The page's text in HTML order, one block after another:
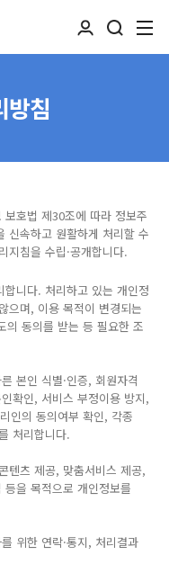
방침
보호법 제30조에 따라 정보주
신속하고 원활하게 처리할 수
지침을 수립·공개합니다.
니다. 처리하고 있는 개인정
으며, 이용 목적이 변경되는
의 동의를 받는 등 필요한 조
본인 식별·인증, 회원자격
확인, 서비스 부정이용 방지,
인의 동의여부 확인, 각종
처리합니다.
텐츠 제공, 맞춤서비스 제공,
을 목적으로 개인정보를
위한 연락·통지, 처리결과